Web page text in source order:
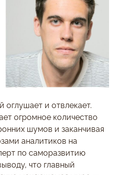
и отвлекает.
огромное количество
шумов и заканчивая
аналитиков на
по саморазвитию
что главный